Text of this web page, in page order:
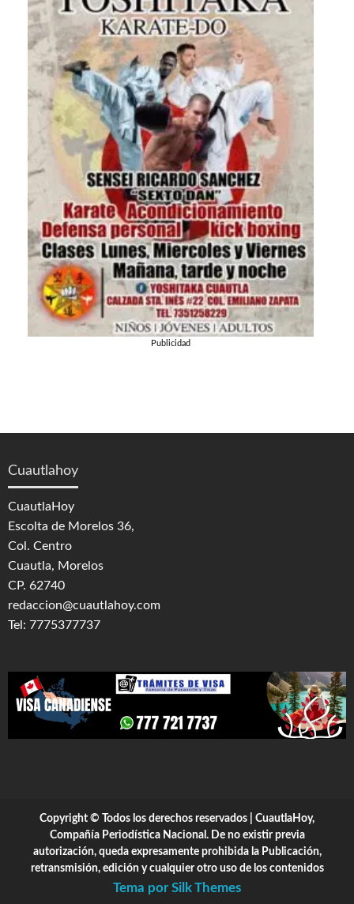
Publicidad
Cuautlahoy
CuautlaHoy
Escolta de Morelos 36,
Col. Centro
Cuautla, Morelos
CP. 62740
redaccion@cuautlahoy.com
Tel: 7775377737
Copyright © Todos los derechos reservados | CuautlaHoy,
Compañía Periodística Nacional. De no existir previa
autorización, queda expresamente prohibida la Publicación,
retransmisión, edición y cualquier otro uso de los contenidos
Tema por Silk Themes